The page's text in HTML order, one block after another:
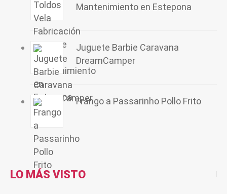
Mantenimiento en Estepona
Juguete Barbie Caravana
DreamCamper
Frango a Passarinho Pollo Frito
LO MÁS VISTO